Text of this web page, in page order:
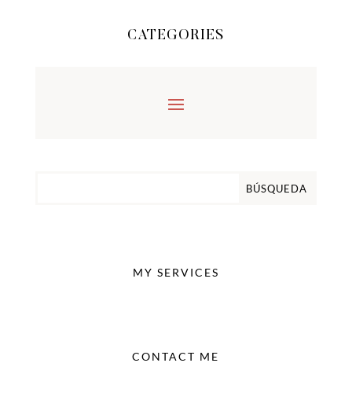
CATEGORIES
MY SERVICES
CONTACT ME